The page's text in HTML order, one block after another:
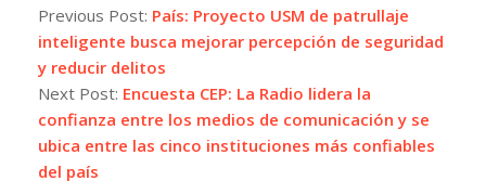
05-
09
Previous Post: País: Proyecto USM de patrullaje
inteligente busca mejorar percepción de seguridad
y reducir delitos
Next Post: Encuesta CEP: La Radio lidera la
confianza entre los medios de comunicación y se
ubica entre las cinco instituciones más confiables
del país